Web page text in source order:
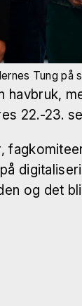
Tung på
22.-23.
og det